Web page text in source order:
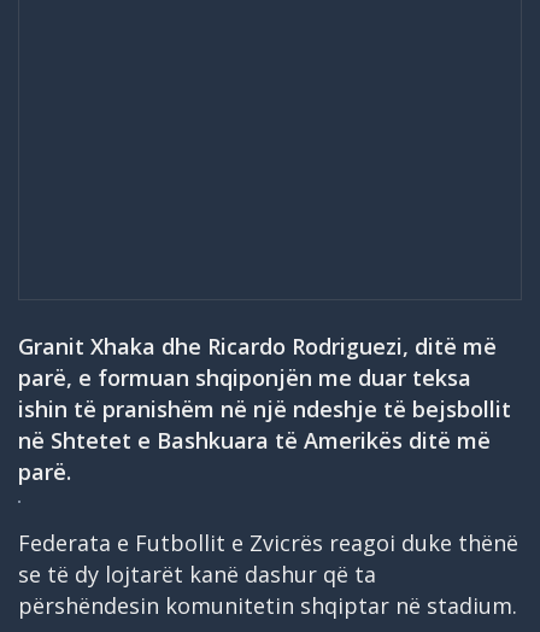
Granit Xhaka dhe Ricardo Rodriguezi, ditë më
parë, e formuan shqiponjën me duar teksa
ishin të pranishëm në një ndeshje të bejsbollit
në Shtetet e Bashkuara të Amerikës ditë më
parë.
Federata e Futbollit e Zvicrës reagoi duke thënë
se të dy lojtarët kanë dashur që ta
përshëndesin komunitetin shqiptar në stadium.